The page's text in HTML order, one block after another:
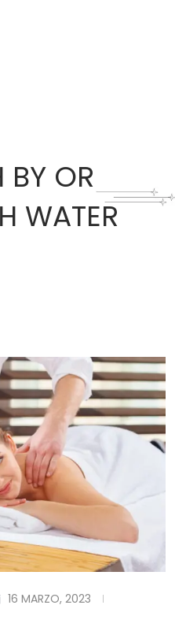
BY OR
WATER
16 MARZO, 2023